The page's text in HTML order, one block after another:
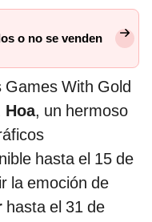
o no se venden
Games With Gold
Hoa, un hermoso
hasta el 15 de
la emoción de
hasta el 31 de